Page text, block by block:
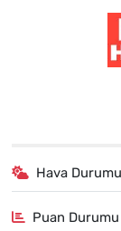
Hava Durumu
Puan